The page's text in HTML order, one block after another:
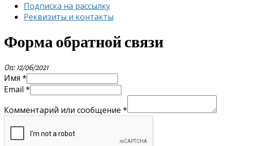
Подписка на рассылку
Реквизиты и контакты
Форма обратной связи
On: 12/06/2021
Имя *
Email *
Комментарий или сообщение *